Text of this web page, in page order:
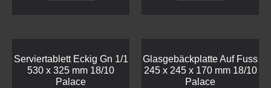
Serviertablett Eckig Gn 1/1
530 x 325 mm 18/10
Palace
Glasgebäckplatte Auf Fuss
245 x 245 x 170 mm 18/10
Palace